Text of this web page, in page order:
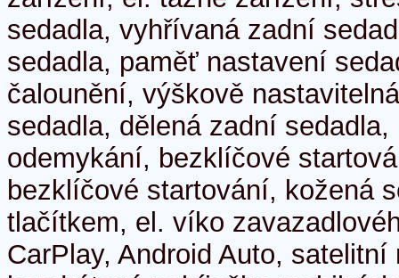
sedadla, vyhřívaná zadní
sedadla, paměť nastavení
čalounění, výškově
sedadla, dělená zadní
odemykání, bezklíčové
bezklíčové startování, kožená
tlačítkem, el. víko
CarPlay, Android Auto, satelitní